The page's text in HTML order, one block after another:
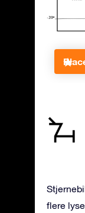
flere